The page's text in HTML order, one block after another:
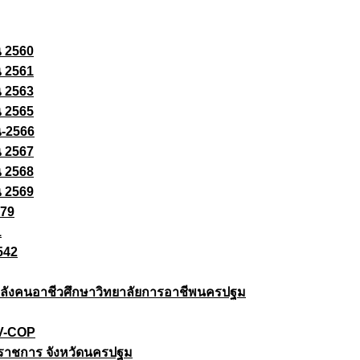
2560
2561
2563
2565
2566
2567
2568
2569
งคนอาชีวศึกษาวิทยาลัยการอาชีพนครปฐม
COP
าชการ จังหวัดนครปฐม